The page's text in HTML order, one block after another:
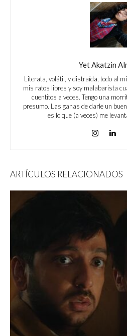
Yet Akatzin
Literata, volátil, y distraída, todo al
mis ratos libres y soy malabarista
cuentitos a veces. Tengo una
presumo. Las ganas de darle un
es lo que (a veces) me
ARTÍCULOS RELACIONADOS